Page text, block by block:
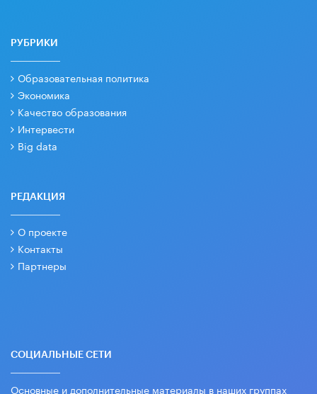
РУБРИКИ
Образовательная политика
Экономика
Качество образования
Интервести
Big data
РЕДАКЦИЯ
О проекте
Контакты
Партнеры
СОЦИАЛЬНЫЕ СЕТИ
Основные и дополнительные материалы в наших группах